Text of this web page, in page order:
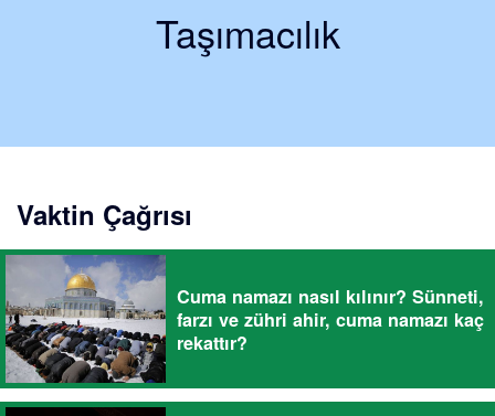
Taşımacılık
Vaktin Çağrısı
Cuma namazı nasıl kılınır? Sünneti,
farzı ve zühri ahir, cuma namazı kaç
rekattır?